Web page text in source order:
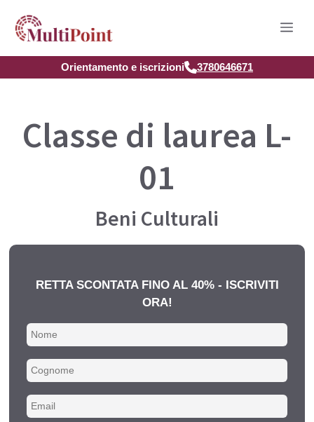
contenuto
Orientamento e iscrizioni 3780646671
Classe di laurea L-
01
Beni Culturali
RETTA SCONTATA FINO AL 40% - ISCRIVITI
ORA!